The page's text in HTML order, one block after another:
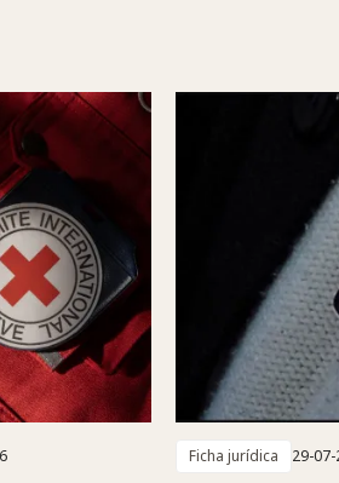
Ficha jurídica 29-